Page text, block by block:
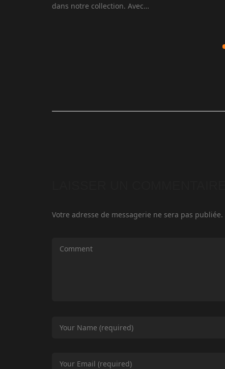
dans notre collection. Avec…
Votre adresse de messagerie ne sera pas publiée.